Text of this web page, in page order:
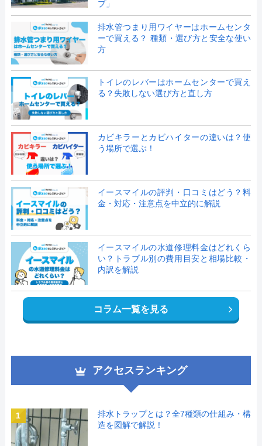
プ」
排水管つまり用ワイヤーはホームセンタ
ーで買える？ 種類・選び方と安全な使い
方
トイレのレバーはホームセンターで買え
る？失敗しない選び方と直し方
カビキラーとカビハイターの違いは？使
う場所で選ぶ！
イースマイルの評判・口コミはどう？料
金・対応・注意点を中立的に解説
イースマイルの水道修理料金はどれくら
い？トラブル別の費用目安と相場比較・
内訳を解説
コラム一覧を見る
アクセスランキング
1
排水トラップとは？全7種類の仕組み・構
造を図解で解説！